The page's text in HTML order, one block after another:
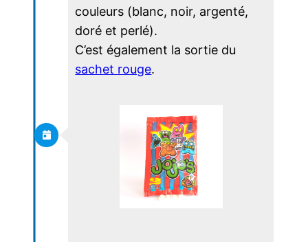
couleurs (blanc, noir, argenté,
doré et perlé).
C’est également la sortie du
sachet rouge.